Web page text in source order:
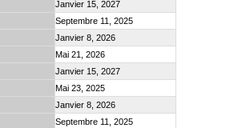
Janvier 15, 2027
Septembre 11, 2025
Janvier 8, 2026
Mai 21, 2026
Janvier 15, 2027
Mai 23, 2025
Janvier 8, 2026
Septembre 11, 2025